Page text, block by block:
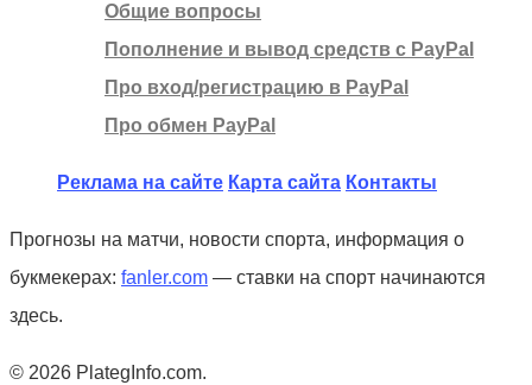
Общие вопросы
Пополнение и вывод средств с PayPal
Про вход/регистрацию в PayPal
Про обмен PayPal
Реклама на сайте Карта сайта Контакты
Прогнозы на матчи, новости спорта, информация о
букмекерах: fanler.com — ставки на спорт начинаются
здесь.
© 2026 PlategInfo.com.